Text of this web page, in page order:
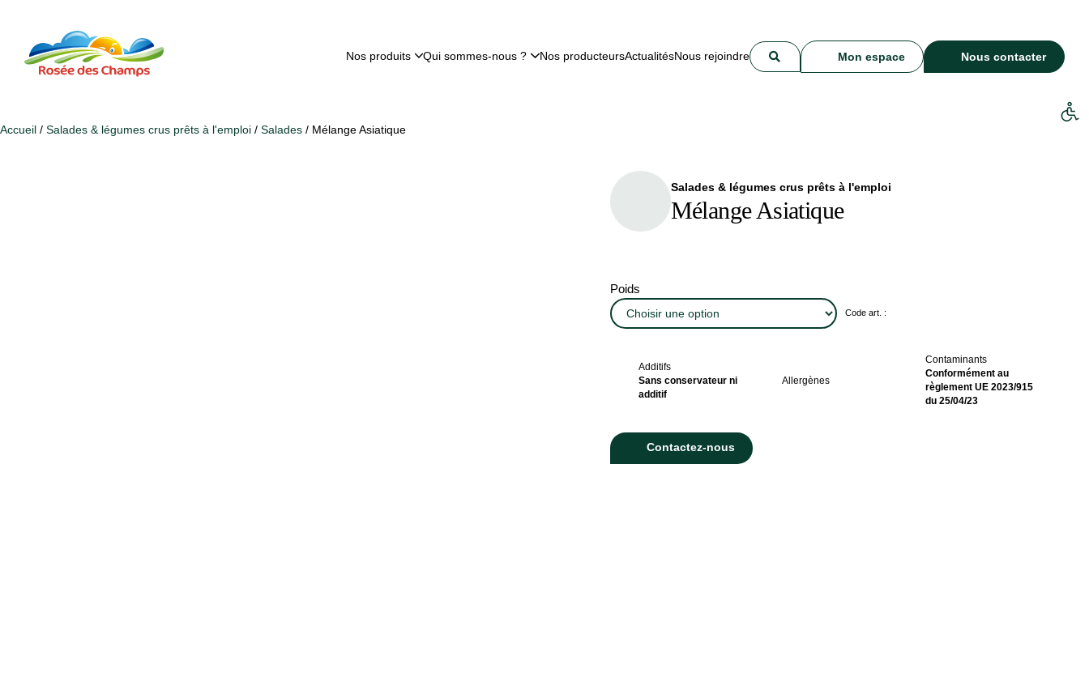
Nos produits Qui sommes-nous ? Nos producteursActualitésNous rejoindre Mon espace Nous contacter
Accueil / Salades & légumes crus prêts à l'emploi / Salades / Mélange Asiatique
Salades & légumes crus prêts à l'emploi
Mélange Asiatique
Poids
Code art. :
Additifs
Sans conservateur ni
additif
Allergènes
Contaminants
Conformément au
règlement UE 2023/915
du 25/04/23
Contactez-nous